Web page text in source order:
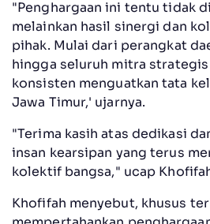
"Penghargaan ini tentu tidak
melainkan hasil sinergi dan
pihak. Mulai dari perangkat
hingga seluruh mitra strategis
konsisten menguatkan tata
Jawa Timur,' ujarnya.
"Terima kasih atas dedikasi
insan kearsipan yang terus
kolektif bangsa," ucap
Khofifah menyebut, khusus